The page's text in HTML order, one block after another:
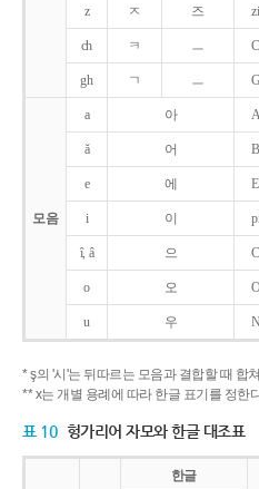
z ㅈ 즈
ch ㅋ ㅡ
gh ㄱ ㅡ
모음
a 아
ǎ 어
e 에
i 이
î, â 으
o 오
u 우
* ş의 '시'는 뒤따르는 모음과 결합할 때 합
** x는 개별 용례에 따라 한글 표기를 정한
표 10 헝가리어 자모와 한글 대조표
한글